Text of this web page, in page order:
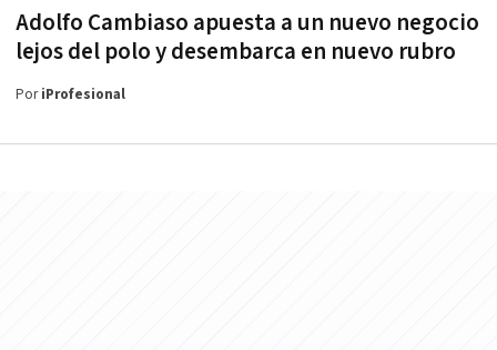
Adolfo Cambiaso apuesta a un nuevo negocio
lejos del polo y desembarca en nuevo rubro
PoriProfesional